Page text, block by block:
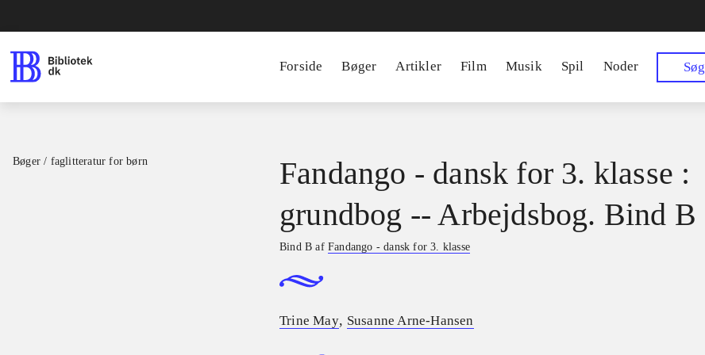
Forside Bøger Artikler Film Musik Spil Noder Søg
Bøger / faglitteratur for børn
Fandango - dansk for 3. klasse :
grundbog -- Arbejdsbog. Bind B
Bind B afFandango - dansk for 3. klasse
Trine May, Susanne Arne-Hansen